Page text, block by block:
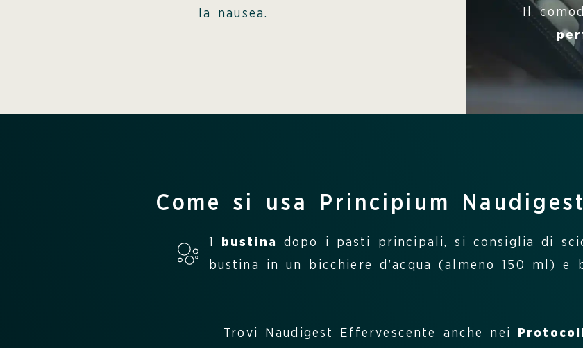
la nausea.
Il
Come si usa Principium
1 bustina
dopo i pasti principali, si consiglia di
bustina in un bicchiere d’acqua (almeno 150 ml) e
Trovi Naudigest Effervescente anche nei